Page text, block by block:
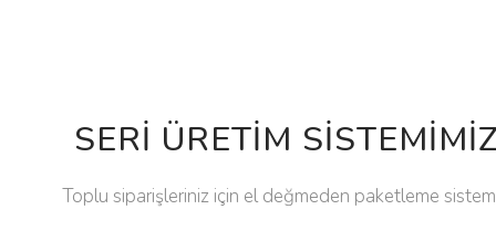
SERI ÜRETIM
Toplu siparişleriniz için el değmeden paketleme